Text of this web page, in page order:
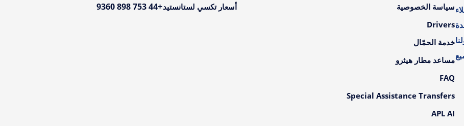
سياسة الخصوصية
Drivers
خدمة الحمّال
مساعد مطار هيثرو
FAQ
Special Assistance Transfers
APL AI
أسعار تكسي لستانستيد+44 753 898 9360